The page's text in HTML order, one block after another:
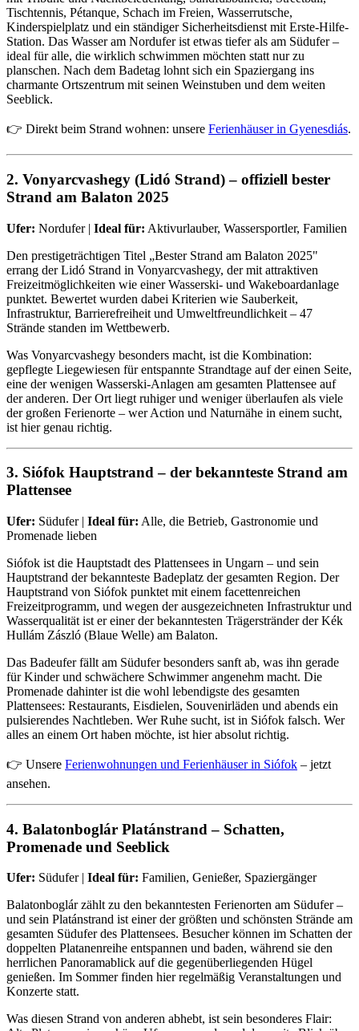
Tischtennis, Pétanque, Schach im Freien, Wasserrutsche,
Kinderspielplatz und ein ständiger Sicherheitsdienst mit Erste-Hilfe-
Station. Das Wasser am Nordufer ist etwas tiefer als am Südufer –
ideal für alle, die wirklich schwimmen möchten statt nur zu
planschen. Nach dem Badetag lohnt sich ein Spaziergang ins
charmante Ortszentrum mit seinen Weinstuben und dem weiten
Seeblick.
👉 Direkt beim Strand wohnen: unsere Ferienhäuser in Gyenesdiás.
2. Vonyarcvashegy (Lidó Strand) – offiziell bester
Strand am Balaton 2025
Ufer: Nordufer | Ideal für: Aktivurlauber, Wassersportler, Familien
Den prestigeträchtigen Titel „Bester Strand am Balaton 2025"
errang der Lidó Strand in Vonyarcvashegy, der mit attraktiven
Freizeitmöglichkeiten wie einer Wasserski- und Wakeboardanlage
punktet. Bewertet wurden dabei Kriterien wie Sauberkeit,
Infrastruktur, Barrierefreiheit und Umweltfreundlichkeit – 47
Strände standen im Wettbewerb.
Was Vonyarcvashegy besonders macht, ist die Kombination:
gepflegte Liegewiesen für entspannte Strandtage auf der einen Seite,
eine der wenigen Wasserski-Anlagen am gesamten Plattensee auf
der anderen. Der Ort liegt ruhiger und weniger überlaufen als viele
der großen Ferienorte – wer Action und Naturnähe in einem sucht,
ist hier genau richtig.
3. Siófok Hauptstrand – der bekannteste Strand am
Plattensee
Ufer: Südufer | Ideal für: Alle, die Betrieb, Gastronomie und
Promenade lieben
Siófok ist die Hauptstadt des Plattensees in Ungarn – und sein
Hauptstrand der bekannteste Badeplatz der gesamten Region. Der
Hauptstrand von Siófok punktet mit einem facettenreichen
Freizeitprogramm, und wegen der ausgezeichneten Infrastruktur und
Wasserqualität ist er einer der bekanntesten Trägerstränder der Kék
Hullám Zászló (Blaue Welle) am Balaton.
Das Badeufer fällt am Südufer besonders sanft ab, was ihn gerade
für Kinder und schwächere Schwimmer angenehm macht. Die
Promenade dahinter ist die wohl lebendigste des gesamten
Plattensees: Restaurants, Eisdielen, Souvenirläden und abends ein
pulsierendes Nachtleben. Wer Ruhe sucht, ist in Siófok falsch. Wer
alles an einem Ort haben möchte, ist hier absolut richtig.
👉 Unsere Ferienwohnungen und Ferienhäuser in Siófok – jetzt
ansehen.
4. Balatonboglár Platánstrand – Schatten,
Promenade und Seeblick
Ufer: Südufer | Ideal für: Familien, Genießer, Spaziergänger
Balatonboglár zählt zu den bekanntesten Ferienorten am Südufer –
und sein Platánstrand ist einer der größten und schönsten Strände am
gesamten Südufer des Plattensees. Besucher können im Schatten der
doppelten Platanenreihe entspannen und baden, während sie den
herrlichen Panoramablick auf die gegenüberliegenden Hügel
genießen. Im Sommer finden hier regelmäßig Veranstaltungen und
Konzerte statt.
Was diesen Strand von anderen abhebt, ist sein besonderes Flair: